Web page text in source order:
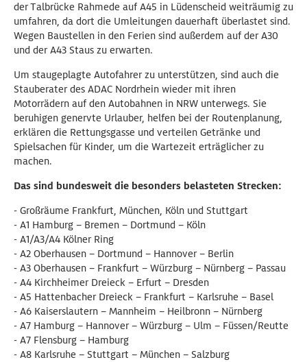
der Talbrücke Rahmede auf A45 in Lüdenscheid weiträumig zu
umfahren, da dort die Umleitungen dauerhaft überlastet sind.
Wegen Baustellen in den Ferien sind außerdem auf der A30
und der A43 Staus zu erwarten.
Um staugeplagte Autofahrer zu unterstützen, sind auch die
Stauberater des ADAC Nordrhein wieder mit ihren
Motorrädern auf den Autobahnen in NRW unterwegs. Sie
beruhigen genervte Urlauber, helfen bei der Routenplanung,
erklären die Rettungsgasse und verteilen Getränke und
Spielsachen für Kinder, um die Wartezeit erträglicher zu
machen.
Das sind bundesweit die besonders belasteten Strecken:
- Großräume Frankfurt, München, Köln und Stuttgart
- A1 Hamburg – Bremen – Dortmund – Köln
- A1/A3/A4 Kölner Ring
- A2 Oberhausen – Dortmund – Hannover – Berlin
- A3 Oberhausen – Frankfurt – Würzburg – Nürnberg – Passau
- A4 Kirchheimer Dreieck – Erfurt – Dresden
- A5 Hattenbacher Dreieck – Frankfurt – Karlsruhe – Basel
- A6 Kaiserslautern – Mannheim – Heilbronn – Nürnberg
- A7 Hamburg – Hannover – Würzburg – Ulm – Füssen/Reutte
- A7 Flensburg – Hamburg
- A8 Karlsruhe – Stuttgart – München – Salzburg